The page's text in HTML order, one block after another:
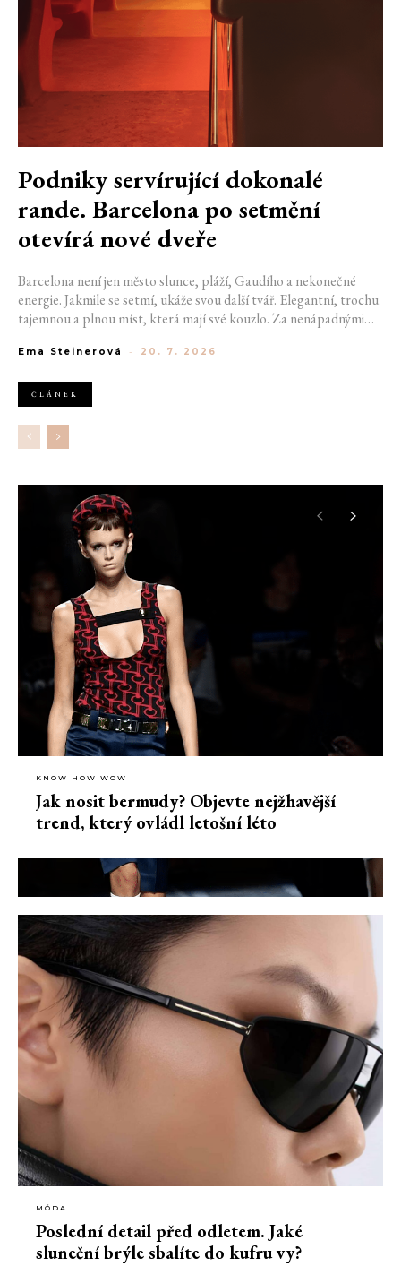
Podniky servírující dokonalé
rande. Barcelona po setmění
otevírá nové dveře
Barcelona není jen město slunce, pláží, Gaudího a nekonečné
energie. Jakmile se setmí, ukáže svou další tvář. Elegantní, trochu
tajemnou a plnou míst, která mají své kouzlo. Za nenápadnými
správná hudba. Pokud hledáte místo na rande, na které budete
mohou pomoct začít psát váš výjimečný příběh. Pokud jste si ještě
nevybrali, kam vyrazit se svou drahou polovičkou, nastává
nejvyšší čas vybrat ten pravý podnik.
Ema Steinerová - 20. 7. 2026
ČLÁNEK
KNOW HOW WOW
Jak nosit bermudy? Objevte nejžhavější
trend, který ovládl letošní léto
MÓDA
Poslední detail před odletem. Jaké
sluneční brýle sbalíte do kufru vy?